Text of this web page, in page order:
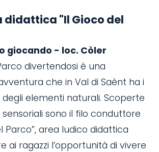
didattica "Il Gioco del
giocando - loc. Còler
divertendosi è una
che in Val di Saènt ha i
degli elementi naturali. Scoperte
sono il filo conduttore
Parco”, area ludico didattica
ai ragazzi l’opportunità di vivere